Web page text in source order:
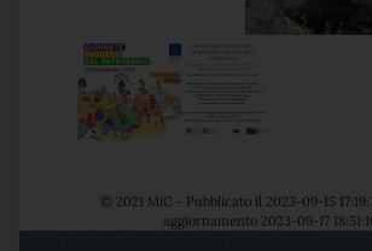
© 2021 MiC - Pubblicato il 2023-09-15
aggiornamento 2023-09-17